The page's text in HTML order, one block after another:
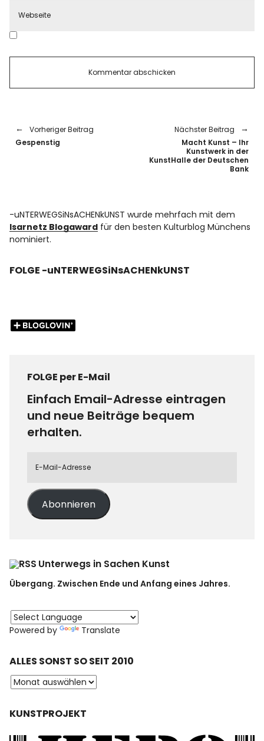
Vorheriger Beitrag
Gespenstig
Nächster Beitrag
Macht Kunst – Ihr
Kunstwerk in der
KunstHalle der Deutschen
Bank
-uNTERWEGSiNsACHENkUNST wurde mehrfach mit dem
Isarnetz Blogaward für den besten Kulturblog Münchens
nominiert.
FOLGE -uNTERWEGSiNsACHENkUNST
FOLGE per E-Mail
Einfach Email-Adresse eintragen
und neue Beiträge bequem
erhalten.
Abonnieren
Unterwegs in Sachen Kunst
Übergang. Zwischen Ende und Anfang eines Jahres.
Powered by Translate
ALLES SONST SO SEIT 2010
KUNSTPROJEKT